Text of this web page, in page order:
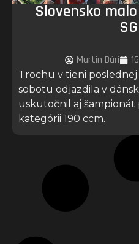
Slovensko
Martin Búri
Trochu v tieni poslednej
sobotu odjazdila v
uskutočnil aj šampionát
kategórii 190 ccm.